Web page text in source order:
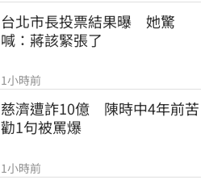
台北市長投票結果曝　她驚
喊：蔣該緊張了
1小時前
慈濟遭詐10億　陳時中4年前苦
勸1句被罵爆
1小時前